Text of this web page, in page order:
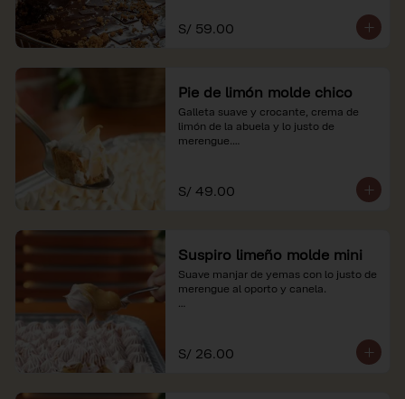
S/ 59.00
Pie de limón molde chico
Galleta suave y crocante, crema de
limón de la abuela y lo justo de
merengue.
soles e incluyen impuestos de ley y
recargo al consumo.
S/ 49.00
Suspiro limeño molde mini
Suave manjar de yemas con lo justo de
merengue al oporto y canela.
S/ 26.00